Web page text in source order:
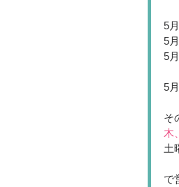
5
5
5
5
そ
木
土
で